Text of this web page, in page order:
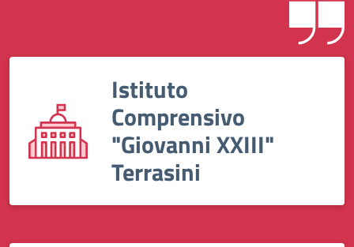
Istituto
Comprensivo
"Giovanni XXIII"
Terrasini